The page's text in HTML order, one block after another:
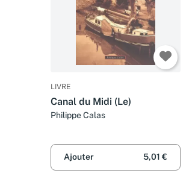
LIVRE
Canal du Midi (Le)
Philippe Calas
Ajouter 5,01 €